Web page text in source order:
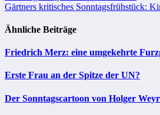
Gärtners kritisches Sonntagsfrühstück:
Ähnliche Beiträge
Friedrich Merz: eine umgekehrte
Erste Frau an der Spitze der UN?
Der Sonntagscartoon von Holger